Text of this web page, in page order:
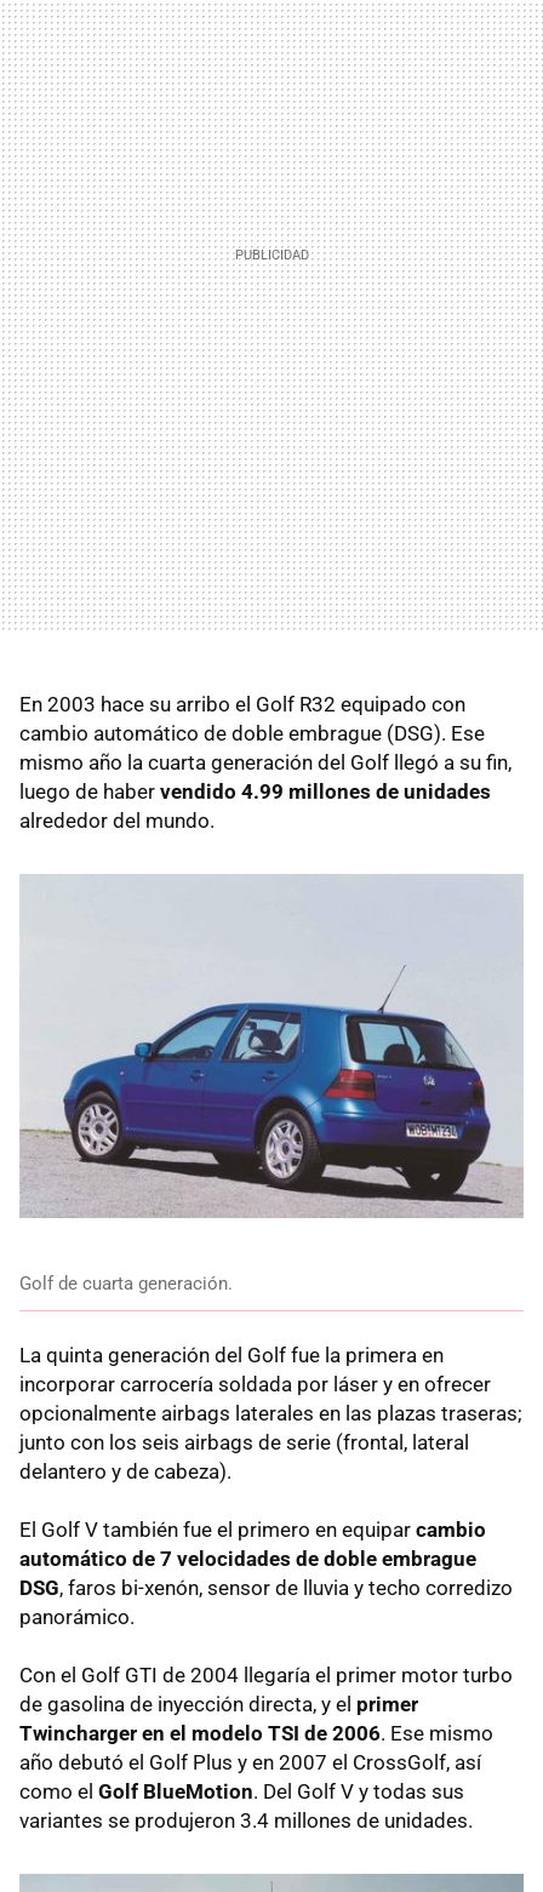
En 2003 hace su arribo el Golf R32 equipado con
cambio automático de doble embrague (DSG). Ese
mismo año la cuarta generación del Golf llegó a su fin,
luego de haber vendido 4.99 millones de unidades
alrededor del mundo.
Golf de cuarta generación.
La quinta generación del Golf fue la primera en
incorporar carrocería soldada por láser y en ofrecer
opcionalmente airbags laterales en las plazas traseras;
junto con los seis airbags de serie (frontal, lateral
delantero y de cabeza).
El Golf V también fue el primero en equipar cambio
automático de 7 velocidades de doble embrague
DSG, faros bi-xenón, sensor de lluvia y techo corredizo
panorámico.
Con el Golf GTI de 2004 llegaría el primer motor turbo
de gasolina de inyección directa, y el primer
Twincharger en el modelo TSI de 2006. Ese mismo
año debutó el Golf Plus y en 2007 el CrossGolf, así
como el Golf BlueMotion. Del Golf V y todas sus
variantes se produjeron 3.4 millones de unidades.